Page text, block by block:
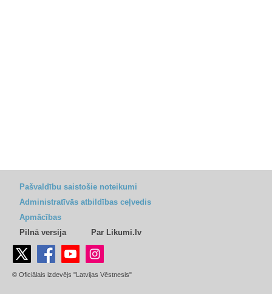
Pašvaldību saistošie noteikumi
Administratīvās atbildības ceļvedis
Apmācības
Pilnā versija
Par Likumi.lv
© Oficiālais izdevējs "Latvijas Vēstnesis"